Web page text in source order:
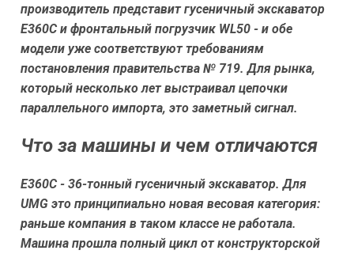
производитель представит гусеничный экскаватор
Е360С и фронтальный погрузчик WL50 - и обе
модели уже соответствуют требованиям
постановления правительства № 719. Для рынка,
который несколько лет выстраивал цепочки
параллельного импорта, это заметный сигнал.
Что за машины и чем отличаются
Е360С - 36-тонный гусеничный экскаватор. Для
UMG это принципиально новая весовая категория:
раньше компания в таком классе не работала.
Машина прошла полный цикл от конструкторской